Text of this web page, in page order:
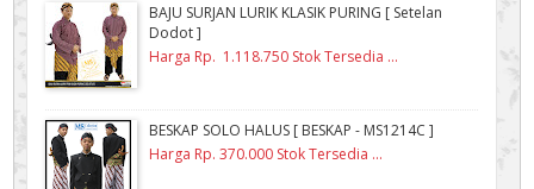
BAJU SURJAN LURIK KLASIK PURING [ Setelan
Dodot ]
Harga Rp. 1.118.750 Stok Tersedia ...
BESKAP SOLO HALUS [ BESKAP - MS1214C ]
Harga Rp. 370.000 Stok Tersedia ...